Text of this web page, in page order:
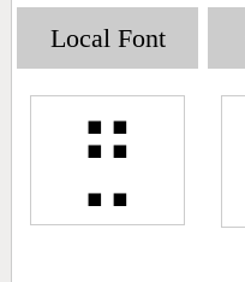
Big5 Query
Symbol Index
Pinyin Word
Local Font
⣛